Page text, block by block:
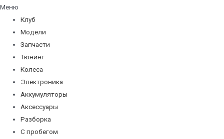
Меню
Клуб
Модели
Запчасти
Тюнинг
Колеса
Электроника
Аккумуляторы
Аксессуары
Разборка
С пробегом